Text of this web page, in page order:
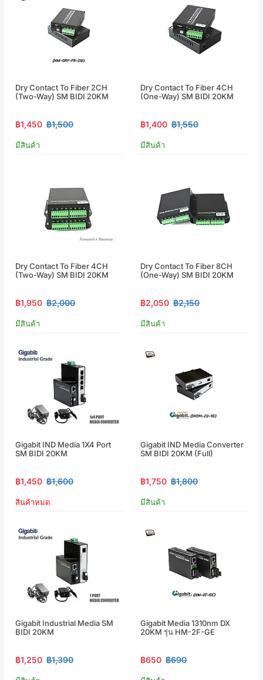
Dry Contact To Fiber 2CH
(Two-Way) SM BIDI 20KM
฿1,450 ฿1,500
มีสินค้า
Dry Contact To Fiber 4CH
(One-Way) SM BIDI 20KM
฿1,400 ฿1,550
มีสินค้า
Dry Contact To Fiber 4CH
(Two-Way) SM BIDI 20KM
฿1,950 ฿2,000
มีสินค้า
Dry Contact To Fiber 8CH
(One-Way) SM BIDI 20KM
฿2,050 ฿2,150
มีสินค้า
Gigabit IND Media 1X4 Port
SM BIDI 20KM
฿1,450 ฿1,600
สินค้าหมด
Gigabit IND Media Converter
SM BIDI 20KM (Full)
฿1,750 ฿1,800
มีสินค้า
Gigabit Industrial Media SM
BIDI 20KM
฿1,250 ฿1,390
Gigabit Media 1310nm DX
20KM รุ่น HM-2F-GE
฿650 ฿690